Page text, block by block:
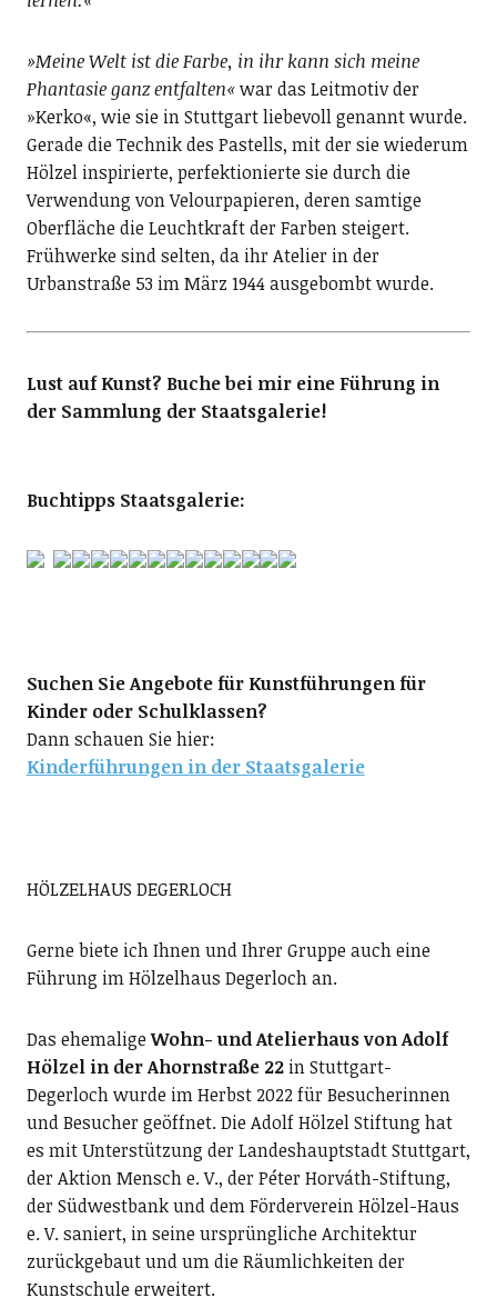
»Meine Welt ist die Farbe, in ihr kann sich meine
Phantasie ganz entfalten«war das Leitmotiv der
»Kerko«, wie sie in Stuttgart liebevoll genannt wurde.
Gerade die Technik des Pastells, mit der sie wiederum
Hölzel inspirierte, perfektionierte sie durch die
Verwendung von Velourpapieren, deren samtige
Oberfläche die Leuchtkraft der Farben steigert.
Frühwerke sind selten, da ihr Atelier in der
Urbanstraße 53 im März 1944 ausgebombt wurde.
Lust auf Kunst? Buche bei mir eine Führung in
der Sammlung der Staatsgalerie!
Buchtipps Staatsgalerie:
Suchen Sie Angebote für Kunstführungen für
Kinder oder Schulklassen?
Dann schauen Sie hier:
Kinderführungen in der Staatsgalerie
HÖLZELHAUS DEGERLOCH
Gerne biete ich Ihnen und Ihrer Gruppe auch eine
Führung im Hölzelhaus Degerloch an.
Das ehemaligeWohn- und Atelierhaus von Adolf
Hölzel in der Ahornstraße 22in Stuttgart-
Degerloch wurde im Herbst 2022 für Besucherinnen
und Besucher geöffnet. Die Adolf Hölzel Stiftung hat
es mit Unterstützung der Landeshauptstadt Stuttgart,
der Aktion Mensch e. V., der Péter Horváth-Stiftung,
der Südwestbank und dem Förderverein Hölzel-Haus
e. V. saniert, in seine ursprüngliche Architektur
zurückgebaut und um die Räumlichkeiten der
Kunstschule erweitert.